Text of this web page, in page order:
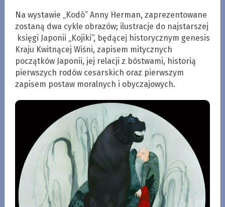
Na wystawie „Kodō” Anny Herman, zaprezentowane
zostaną dwa cykle obrazów; ilustracje do najstarszej
księgi Japonii „Kojiki”, będącej historycznym genesis
Kraju Kwitnącej Wiśni, zapisem mitycznych
początków Japonii, jej relacji z bóstwami, historią
pierwszych rodów cesarskich oraz pierwszym
zapisem postaw moralnych i obyczajowych.